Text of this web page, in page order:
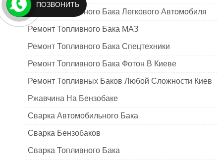
Ремонт Топливного Бака Легкового Автомобиля
Ремонт Топливного Бака МАЗ
Ремонт Топливного Бака Спецтехники
Ремонт Топливного Бака Фотон В Киеве
Ремонт Топливных Баков Любой Сложности Киев
Ржавчина На Бензобаке
Сварка Автомобильного Бака
Сварка Бензобаков
Сварка Топливного Бака
ПОЗВОНИТЬ